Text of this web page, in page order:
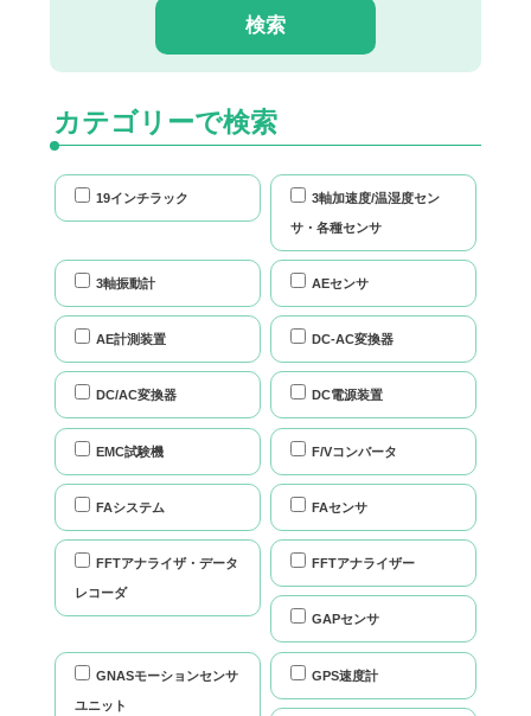
カテゴリーで検索
19インチラック 3軸加速度/温湿度セン
サ・各種センサ
3軸振動計 AEセンサ
AE計測装置 DC-AC変換器
DC/AC変換器 DC電源装置
EMC試験機 F/Vコンバータ
FAシステム FAセンサ
FFTアナライザ・データ
レコーダ
FFTアナライザー
GAPセンサ
GNASモーションセンサ
ユニット
GPS速度計